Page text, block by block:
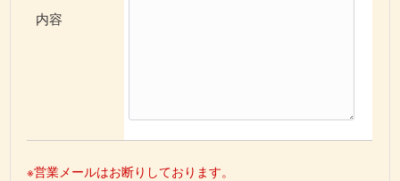
内容
※営業メールはお断りしております。